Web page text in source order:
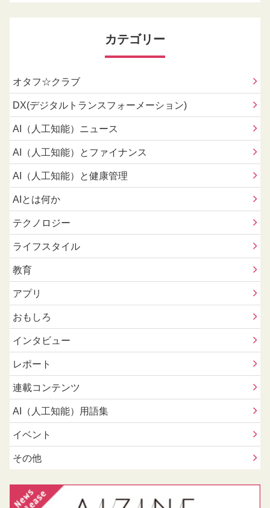
カテゴリー
オタフ☆クラブ
DX(デジタルトランスフォーメーション)
AI（人工知能）ニュース
AI（人工知能）とファイナンス
AI（人工知能）と健康管理
AIとは何か
テクノロジー
ライフスタイル
教育
アプリ
おもしろ
インタビュー
レポート
連載コンテンツ
AI（人工知能）用語集
イベント
その他